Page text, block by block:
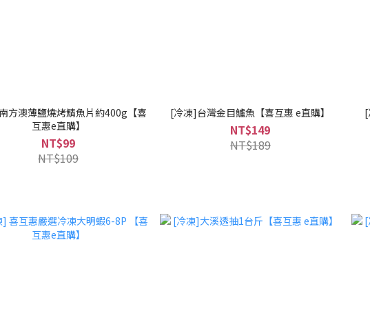
方澳薄鹽燒烤鯖魚片約400g【喜
互惠e直購】
NT$99
NT$109
[冷凍]台灣金目鱸魚【喜互惠 e直購】
NT$149
NT$189
[